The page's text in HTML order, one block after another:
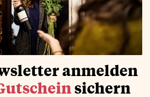
anmelden
sichern